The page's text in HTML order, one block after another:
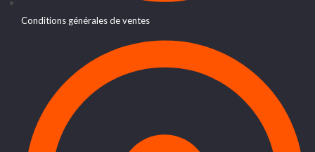
Conditions générales de ventes